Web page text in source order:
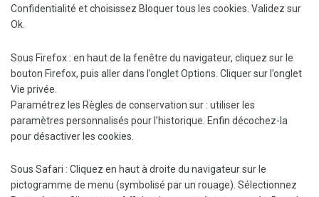
Confidentialité et choisissez Bloquer tous les cookies. Validez sur
Ok.
Sous Firefox : en haut de la fenêtre du navigateur, cliquez sur le
bouton Firefox, puis aller dans l’onglet Options. Cliquer sur l’onglet
Vie privée.
Paramétrez les Règles de conservation sur : utiliser les
paramètres personnalisés pour l’historique. Enfin décochez-la
pour désactiver les cookies.
Sous Safari : Cliquez en haut à droite du navigateur sur le
pictogramme de menu (symbolisé par un rouage). Sélectionnez